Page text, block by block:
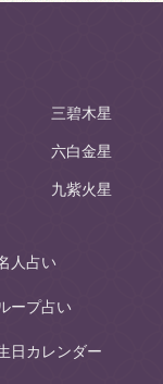
三碧木星
六白金星
九紫火星
人占い
ープ占い
日カレンダー